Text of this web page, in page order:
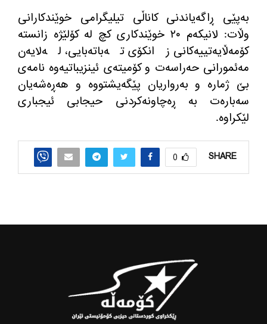
به‌پێی ڕاگه‌یاندنی كاناڵی تیلیگرامی خوێندكارانی
وڵات: لانیکەم ٢٠ خوێندکاری کچ لە كۆلێژه‌ زانستە
کۆمەڵایەتییەکانی زانکۆی تەباتەبایی، لەلایەن
مەئمورانی حه‌راسه‌ت و كۆمیته‌ی ئینزیباتیه‌وه‌ نامەی
بێ ژمارە و بەرواریان پێگەیشتووە و هەڕەشەیان
سەبارەت بە ڕەچاونه‌کردنی حیجابی ئیجباری
لێكراوە.
SHARE
0